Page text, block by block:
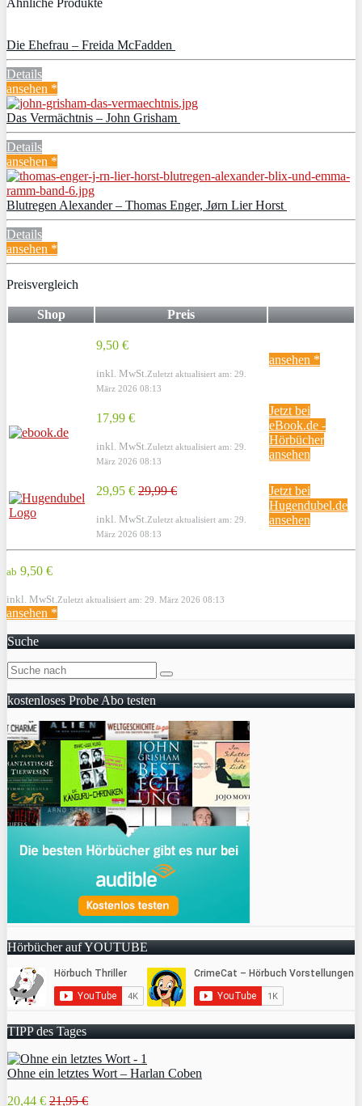
Die Ehefrau – Freida McFadden
Details
ansehen *
Das Vermächtnis – John Grisham
Details
ansehen *
Blutregen Alexander – Thomas Enger, Jørn Lier Horst
Details
ansehen *
Preisvergleich
Shop Preis
9,50 €
inkl. MwSt. Zuletzt aktualisiert am: 29.
März 2026 08:13
ansehen *
17,99 €
inkl. MwSt. Zuletzt aktualisiert am: 29.
März 2026 08:13
Jetzt bei
eBook.de -
Hörbücher
ansehen
29,95 € 29,99 €
inkl. MwSt. Zuletzt aktualisiert am: 29.
März 2026 08:13
Jetzt bei
Hugendubel.de
ansehen
ab 9,50 €
inkl. MwSt. Zuletzt aktualisiert am: 29. März 2026 08:13
ansehen *
Suche
kostenloses Probe Abo testen
Hörbücher auf YOUTUBE
TIPP des Tages
Ohne ein letztes Wort – Harlan Coben
20,44 € 21,95 €